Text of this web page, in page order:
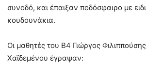
συνοδό, και έπαιξαν ποδόσφαιρο με
κουδουνάκια.
Οι μαθητές του Β4 Γιώργος
Χαϊδεμένου έγραψαν: